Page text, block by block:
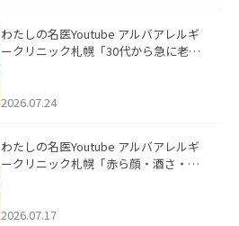
わたしの名医Youtube アルバアレルギ
ークリニック札幌「30代から急に老け
た。
2026.07.24
わたしの名医Youtube アルバアレルギ
ークリニック札幌「赤ら顔・酒さ・ニ
した。
2026.07.17